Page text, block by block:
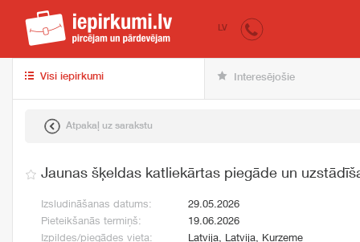
iepirkumi.lv
LV
Visi iepirkumi Interesējošie
Atpakaļ uz sarakstu
Jaunas šķeldas katliekārtas piegāde un
Izsludināšanas datums:
29.05.2026
Pieteikšanās termiņš:
19.06.2026
Izpildes/piegādes vieta:
Latvija, Latvija, Kurzeme